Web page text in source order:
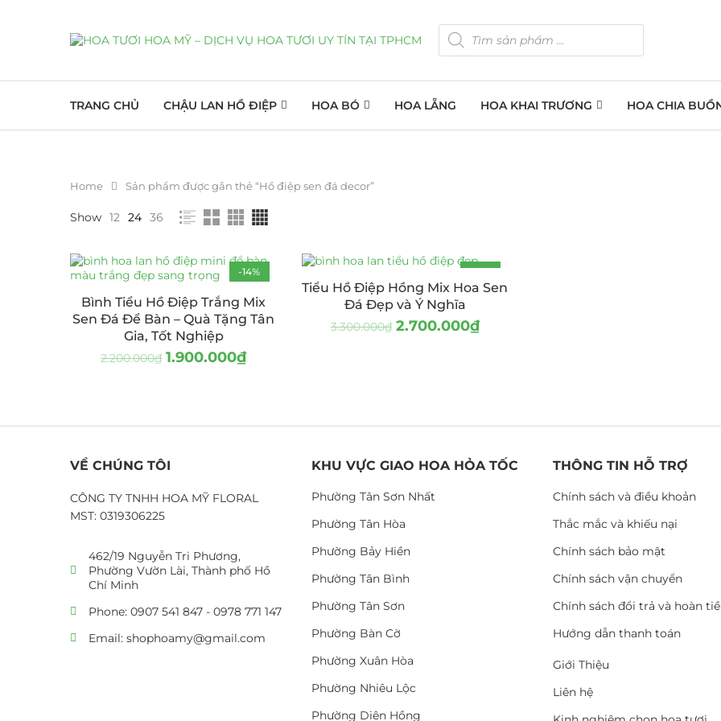
TRANG CHỦ CHẬU LAN HỒ ĐIỆP HOA BÓ HOA LẴNG HOA KHAI TRƯƠNG HOA CHIA
Home Sản phẩm được gắn thẻ “Hồ điệp sen đá decor”
Show 12 24 36
-14%
Bình Tiểu Hồ Điệp Trắng Mix
Sen Đá Để Bàn – Quà Tặng Tân
Gia, Tốt Nghiệp
2.200.000₫ 1.900.000₫
-18%
Tiểu Hồ Điệp Hồng Mix Hoa Sen
Đá Đẹp và Ý Nghĩa
3.300.000₫ 2.700.000₫
VỀ CHÚNG TÔI
CÔNG TY TNHH HOA MỸ FLORAL
MST: 0319306225
462/19 Nguyễn Tri Phương,
Phường Vườn Lài, Thành phố Hồ
Chí Minh
Phone: 0907 541 847 - 0978 771 147
Email: shophoamy@gmail.com
KHU VỰC GIAO HOA HỎA TỐC
Phường Tân Sơn Nhất
Phường Tân Hòa
Phường Bảy Hiền
Phường Tân Bình
Phường Tân Sơn
Phường Bàn Cờ
Phường Xuân Hòa
Phường Nhiêu Lộc
Phường Diên Hồng
THÔNG TIN HỖ TRỢ
Chính sách và điều khoản
Thắc mắc và khiếu nại
Chính sách bảo mật
Chính sách vận chuyển
Chính sách đổi trả và hoàn
Hướng dẫn thanh toán
Giới Thiệu
Liên hệ